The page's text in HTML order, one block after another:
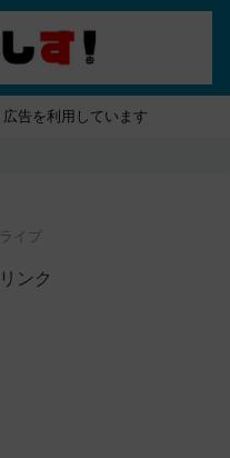
告を利用しています
イブ
ンク